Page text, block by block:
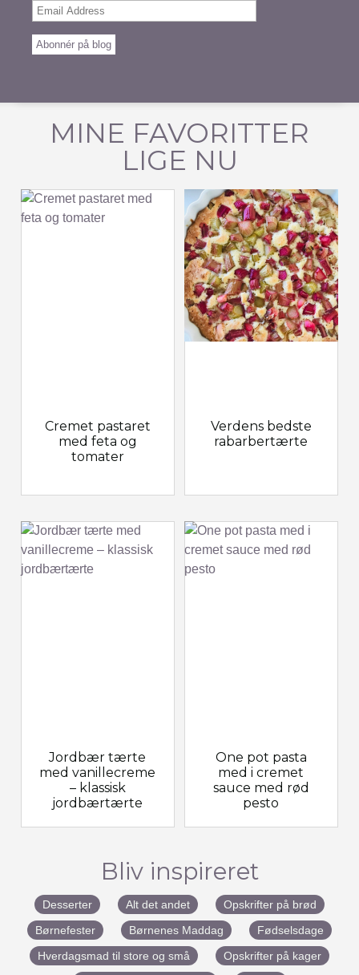
Email
Abonnér på blog
MINE FAVORITTER
LIGE NU
Cremet pastaret
med feta og
tomater
Jordbær tærte
med vanillecreme
– klassisk
jordbærtærte
Verdens bedste
rabarbertærte
One pot pasta
med i cremet
sauce med rød
pesto
Bliv inspireret
Desserter Alt det andet
Opskrifter på brød
Børnefester
Børnenes Maddag
Fødselsdage
Hverdagsmad til store og små
Opskrifter på kager